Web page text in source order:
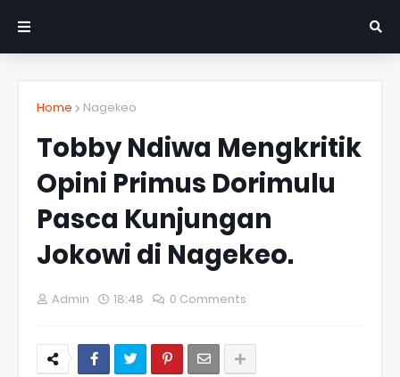
Home Nagekeo
Tobby Ndiwa Mengkritik
Opini Primus Dorimulu
Pasca Kunjungan
Jokowi di Nagekeo.
Admin 18:48 0 Comments